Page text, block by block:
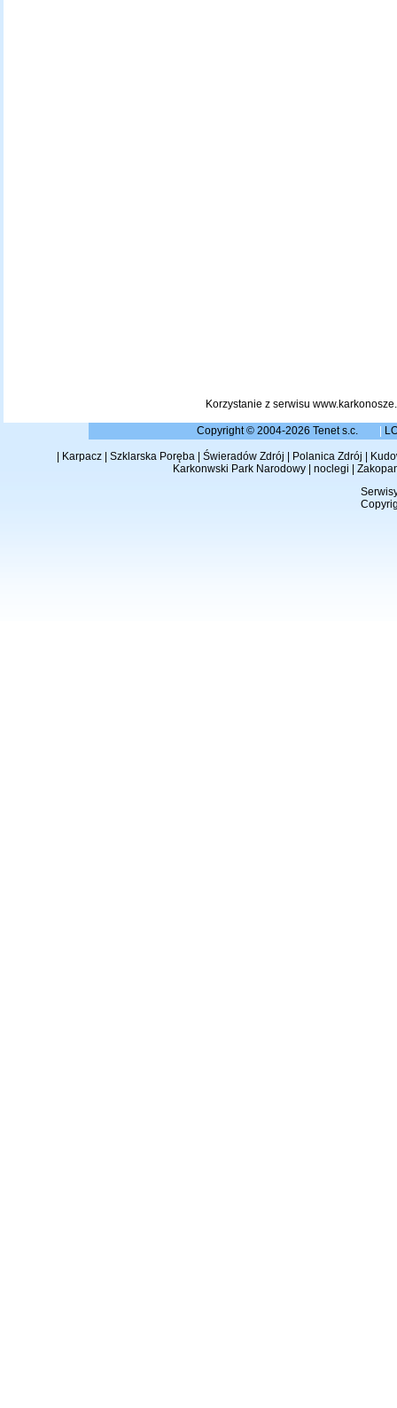
Korzystanie z serwisu
Copyright © 2004-2026 Tenet s.c.
Karpacz| Szklarska Poręba| Świeradów Zdrój Polanica Zdrój
Karkonwski Park Narodowy| noclegi